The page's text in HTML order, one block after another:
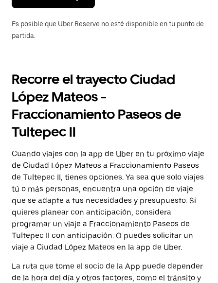
Es posible que Uber Reserve no esté disponible en tu punto de
partida.
Recorre el trayecto Ciudad
López Mateos -
Fraccionamiento Paseos de
Tultepec II
Cuando viajes con la app de Uber en tu próximo viaje
de Ciudad López Mateos a Fraccionamiento Paseos
de Tultepec II, tienes opciones. Ya sea que solo viajes
tú o más personas, encuentra una opción de viaje
que se adapte a tus necesidades y presupuesto. Si
quieres planear con anticipación, considera
programar un viaje a Fraccionamiento Paseos de
Tultepec II con anticipación. O puedes solicitar un
viaje a Ciudad López Mateos en la app de Uber.
La ruta que tome el socio de la App puede depender
de la hora del día y otros factores, como el tránsito y